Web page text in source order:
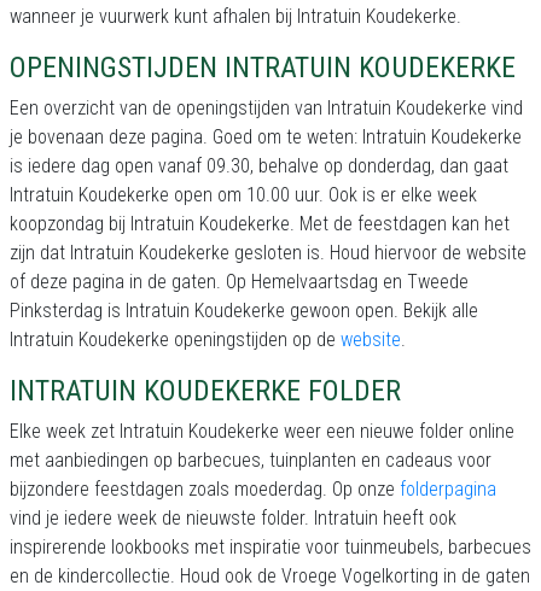
wanneer je vuurwerk kunt afhalen bij Intratuin Koudekerke.
OPENINGSTIJDEN INTRATUIN KOUDEKERKE
Een overzicht van de openingstijden van Intratuin Koudekerke vind
je bovenaan deze pagina. Goed om te weten: Intratuin Koudekerke
is iedere dag open vanaf 09.30, behalve op donderdag, dan gaat
Intratuin Koudekerke open om 10.00 uur. Ook is er elke week
koopzondag bij Intratuin Koudekerke. Met de feestdagen kan het
zijn dat Intratuin Koudekerke gesloten is. Houd hiervoor de website
of deze pagina in de gaten. Op Hemelvaartsdag en Tweede
Pinksterdag is Intratuin Koudekerke gewoon open. Bekijk alle
Intratuin Koudekerke openingstijden op de website.
INTRATUIN KOUDEKERKE FOLDER
Elke week zet Intratuin Koudekerke weer een nieuwe folder online
met aanbiedingen op barbecues, tuinplanten en cadeaus voor
bijzondere feestdagen zoals moederdag. Op onze folderpagina
vind je iedere week de nieuwste folder. Intratuin heeft ook
inspirerende lookbooks met inspiratie voor tuinmeubels, barbecues
en de kindercollectie. Houd ook de Vroege Vogelkorting in de gaten